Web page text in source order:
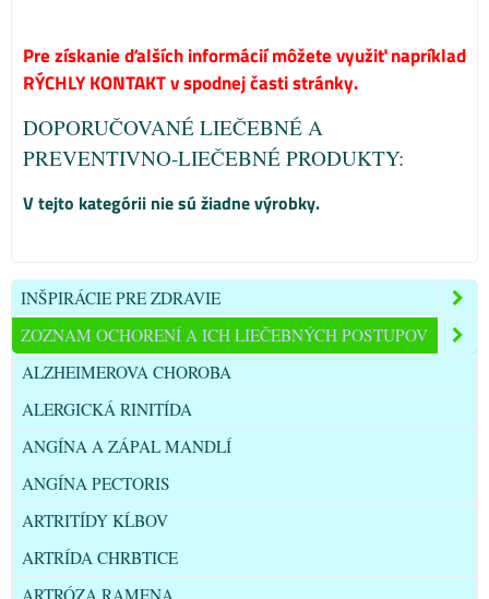
Pre získanie ďalších informácií môžete využiť napríklad
RÝCHLY KONTAKT v spodnej časti stránky.
DOPORUČOVANÉ LIEČEBNÉ A
PREVENTIVNO-LIEČEBNÉ PRODUKTY:
INŠPIRÁCIE PRE ZDRAVIE
ZOZNAM OCHORENÍ A ICH LIEČEBNÝCH POSTUPOV
ALZHEIMEROVA CHOROBA
ALERGICKÁ RINITÍDA
ANGÍNA A ZÁPAL MANDLÍ
ANGÍNA PECTORIS
ARTRITÍDY KĹBOV
ARTRÍDA CHRBTICE
ARTRÓZA RAMENA